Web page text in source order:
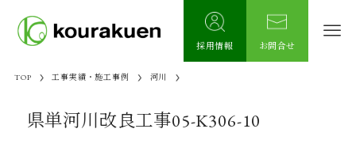
採用情報 お問合せ
TOP 工事実績・施工事例 河川
県単河川改良工事05-K306-10